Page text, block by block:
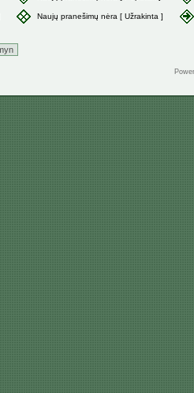
Naujų pranešimų nėra [ Užrakinta ]